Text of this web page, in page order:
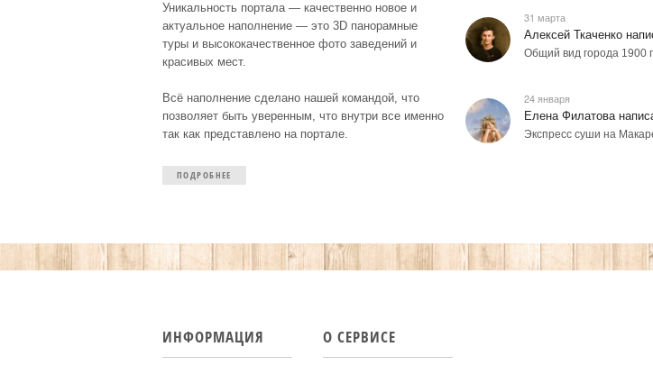
Уникальность портала — качественно новое и
актуальное наполнение — это 3D панорамные
туры и высококачественное фото заведений и
красивых мест.
Всё наполнение сделано нашей командой, что
позволяет быть уверенным, что внутри все именно
так как представлено на портале.
ПОДРОБНЕЕ
31 марта
Алексей Ткаченко
Общий вид города 1900
24 января
Елена Филатова
Экспресс суши на
ИНФОРМАЦИЯ О СЕРВИСЕ